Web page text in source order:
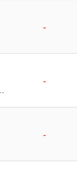
-
-
-